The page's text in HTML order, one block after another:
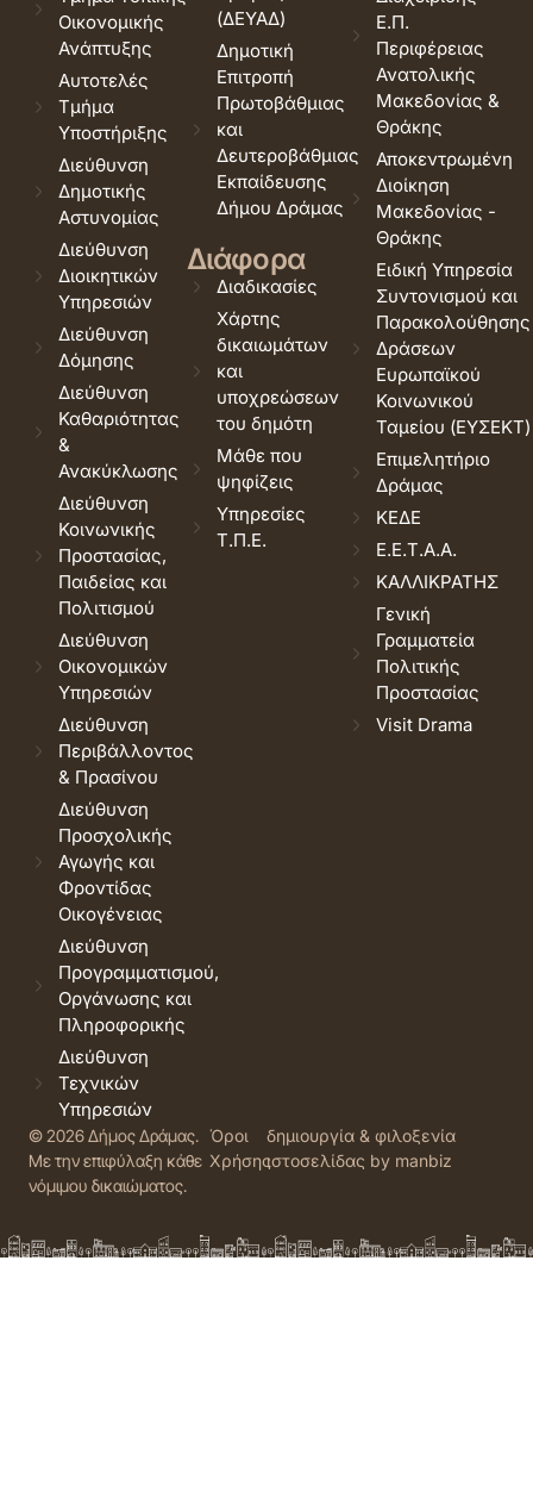
Οικονομικής
Ανάπτυξης
Αυτοτελές
Τμήμα
Υποστήριξης
Διεύθυνση
Δημοτικής
Αστυνομίας
Διεύθυνση
Διοικητικών
Υπηρεσιών
Διεύθυνση
Δόμησης
Διεύθυνση
Καθαριότητας
&
Ανακύκλωσης
Διεύθυνση
Κοινωνικής
Προστασίας,
Παιδείας και
Πολιτισμού
Διεύθυνση
Οικονομικών
Υπηρεσιών
Διεύθυνση
Περιβάλλοντος
& Πρασίνου
Διεύθυνση
Προσχολικής
Αγωγής και
Φροντίδας
Οικογένειας
Διεύθυνση
Προγραμματισμού,
Οργάνωσης και
Πληροφορικής
Διεύθυνση
Τεχνικών
Υπηρεσιών
(ΔΕΥΑΔ)
Δημοτική
Επιτροπή
Πρωτοβάθμιας
και
Δευτεροβάθμιας
Εκπαίδευσης
Δήμου Δράμας
Διάφορα
Διαδικασίες
Χάρτης
δικαιωμάτων
και
υποχρεώσεων
του δημότη
Μάθε που
ψηφίζεις
Υπηρεσίες
Τ.Π.Ε.
Ε.Π.
Περιφέρειας
Ανατολικής
Μακεδονίας &
Θράκης
Αποκεντρωμένη
Διοίκηση
Μακεδονίας -
Θράκης
Ειδική Υπηρεσία
Συντονισμού και
Παρακολούθησης
Δράσεων
Ευρωπαϊκού
Κοινωνικού
Ταμείου (ΕΥΣΕΚΤ)
Επιμελητήριο
Δράμας
ΚΕΔΕ
Ε.Ε.Τ.Α.Α.
ΚΑΛΛΙΚΡΑΤΗΣ
Γενική
Γραμματεία
Πολιτικής
Προστασίας
Visit Drama
© 2026 Δήμος Δράμας.
Με την επιφύλαξη κάθε
νόμιμου δικαιώματος.
Όροι
Χρήσης
δημιουργία & φιλοξενία
ιστοσελίδας by manbiz